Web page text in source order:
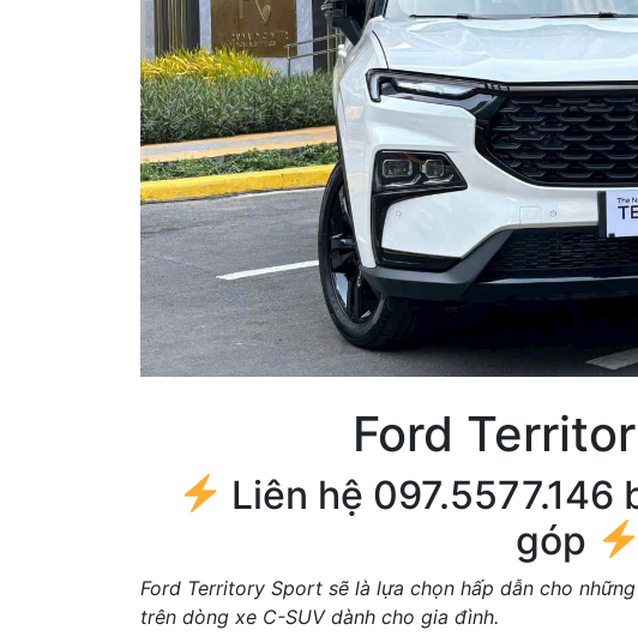
Ford
Liên hệ 097.5577.146
góp
Ford Territory Sport sẽ là lựa chọn hấp dẫn cho
trên dòng xe C-SUV dành cho gia đình.